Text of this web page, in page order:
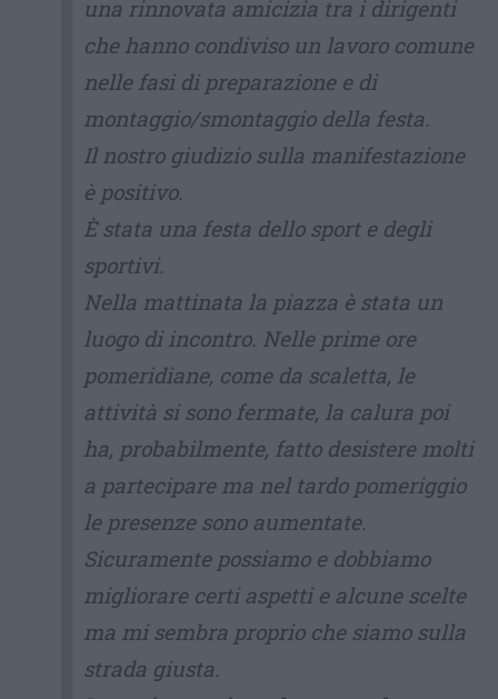
una rinnovata amicizia tra i dirigenti
che hanno condiviso un lavoro comune
nelle fasi di preparazione e di
montaggio/smontaggio della festa.
Il nostro giudizio sulla manifestazione
è positivo.
È stata una festa dello sport e degli
sportivi.
Nella mattinata la piazza è stata un
luogo di incontro. Nelle prime ore
pomeridiane, come da scaletta, le
attività si sono fermate, la calura poi
ha, probabilmente, fatto desistere molti
a partecipare ma nel tardo pomeriggio
le presenze sono aumentate.
Sicuramente possiamo e dobbiamo
migliorare certi aspetti e alcune scelte
ma mi sembra proprio che siamo sulla
strada giusta.